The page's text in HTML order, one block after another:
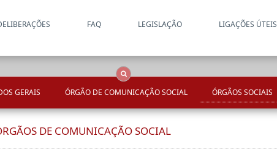
FAQ LEGISLAÇÃO LIGAÇÕES ÚTEIS
GERAIS ÓRGÃO DE COMUNICAÇÃO SOCIAL ÓRGÃOS SOCIAIS
DE COMUNICAÇÃO SOCIAL